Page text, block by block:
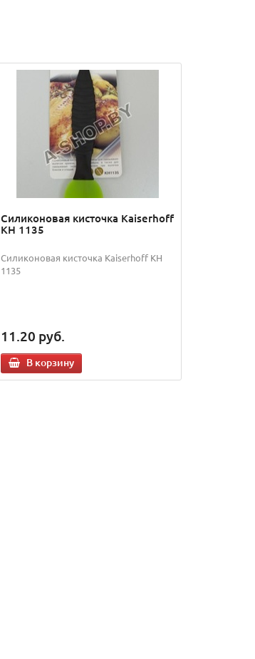
Силиконовая кисточка Кaiserhoff
KH 1135
Силиконовая кисточка Кaiserhoff KH
1135
11.20 руб.
В корзину